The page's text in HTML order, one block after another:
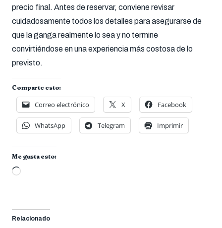
precio final. Antes de reservar, conviene revisar
cuidadosamente todos los detalles para asegurarse de
que la ganga realmente lo sea y no termine
convirtiéndose en una experiencia más costosa de lo
previsto.
Comparte esto:
Correo electrónico X Facebook
WhatsApp Telegram Imprimir
Me gusta esto:
Cargando...
Relacionado